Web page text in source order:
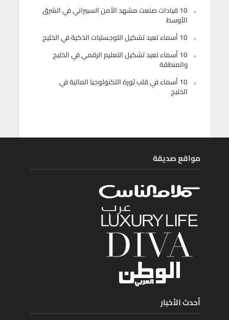
10 قيادات صنعت مشهد الأمن السيبراني في الشرق
الأوسط
10 أسماء تعيد تشكيل اللوجستيات الذكية في الخليج
10 أسماء تعيد تشكيل التعليم الرقمي في الخليج
والمنطقة
10 أسماء في قلب ثورة التكنولوجيا المالية في
الخليج
مواقع صديقة
أحدث الأخبار